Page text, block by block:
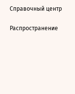
Справочный центр
Распространение